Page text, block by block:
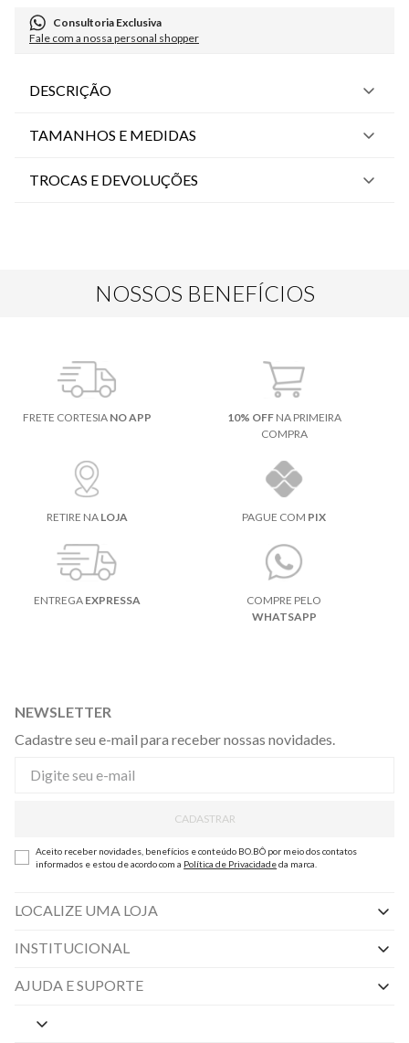
Consultoria Exclusiva
Fale com a nossa personal shopper
DESCRIÇÃO
TAMANHOS E MEDIDAS
TROCAS E DEVOLUÇÕES
NOSSOS BENEFÍCIOS
FRETE CORTESIA NO APP 10% OFFNA PRIMEIRA
COMPRA
RETIRE NA LOJA PAGUE COM PIX
ENTREGA EXPRESSA
COMPRE PELO
WHATSAPP
NEWSLETTER
Cadastre seu e-mail para receber nossas novidades.
CADASTRAR
Aceito receber novidades, benefícios e conteúdo BO.BÔ por meio dos contatos
informados e estou de acordo com a Política de Privacidadeda marca.
LOCALIZE UMA LOJA
INSTITUCIONAL
Nossas Lojas
AJUDA E SUPORTE
Central de Preferências